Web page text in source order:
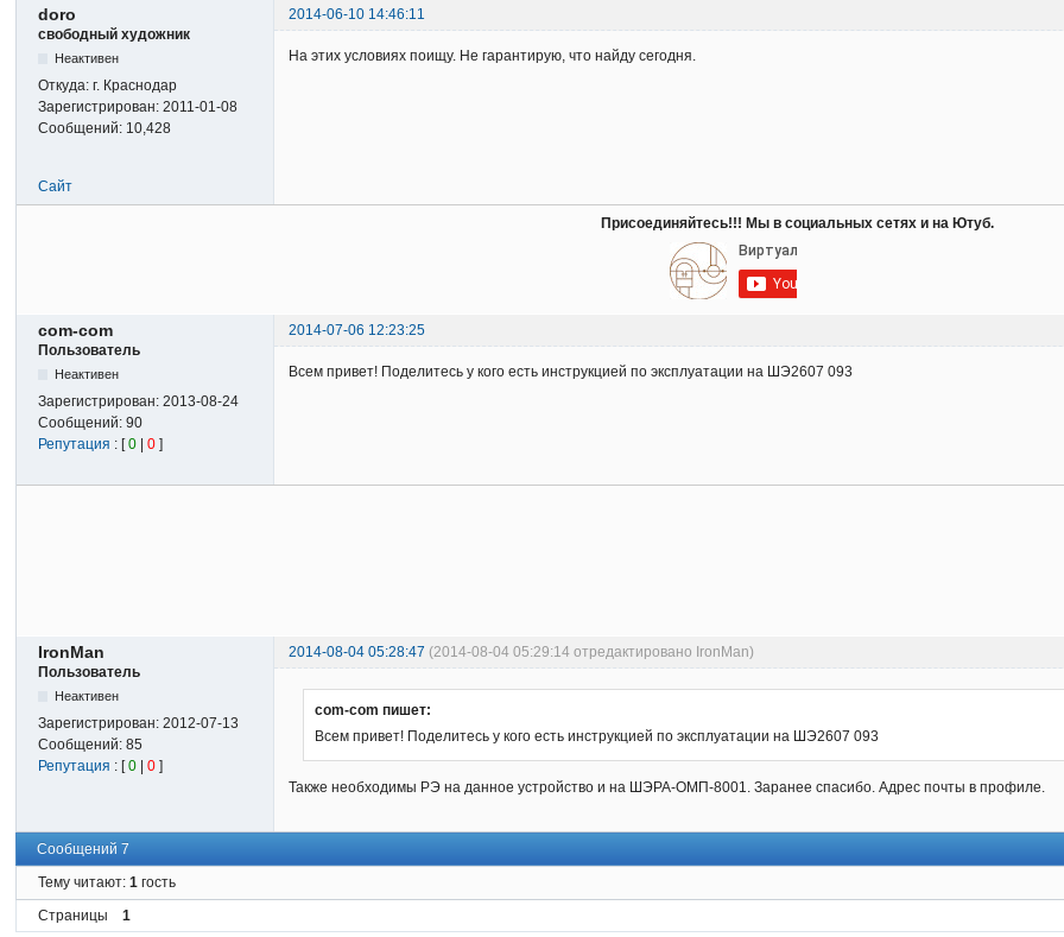
doro
2014-06-10 14:46:11
свободный художник
Неактивен
Откуда:г. Краснодар
Зарегистрирован:2011-01-08
Сообщений: 10,428
На этих условиях поищу. Не гарантирую, что найду сегодня.
Сайт
Присоединяйтесь!!! Мы в социальных сетях и на Ютуб.
com-com
2014-07-06 12:23:25
Пользователь
Неактивен
Зарегистрирован:2013-08-24
Сообщений:90
Репутация : [0 |0 ]
Всем привет! Поделитесь у кого есть инструкцией по эксплуатации на ШЭ2607 093
IronMan 2014-08-04 05:28:47 (2014-08-04 05:29:14 отредактировано IronMan)
Пользователь
Неактивен
Зарегистрирован:2012-07-13
Сообщений:85
Репутация : [0 |0 ]
com-com пишет:
Всем привет! Поделитесь у кого есть инструкцией по эксплуатации на ШЭ2607 093
Также необходимы РЭ на данное устройство и на ШЭРА-ОМП-8001. Заранее спасибо. Адрес почты в профиле.
Сообщений 7
Тему читают:1 гость
Страницы
1